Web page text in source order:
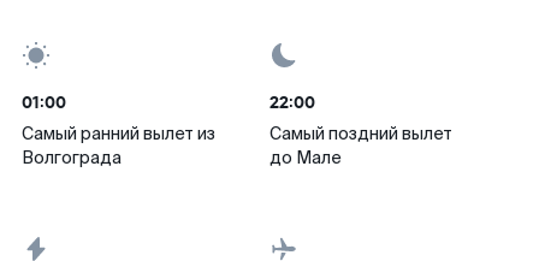
01:00
Самый ранний вылет из
Волгограда
22:00
Самый поздний вылет
до Мале